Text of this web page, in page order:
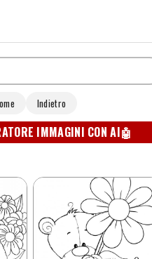
Indietro
IMMAGINI CON AI🤖